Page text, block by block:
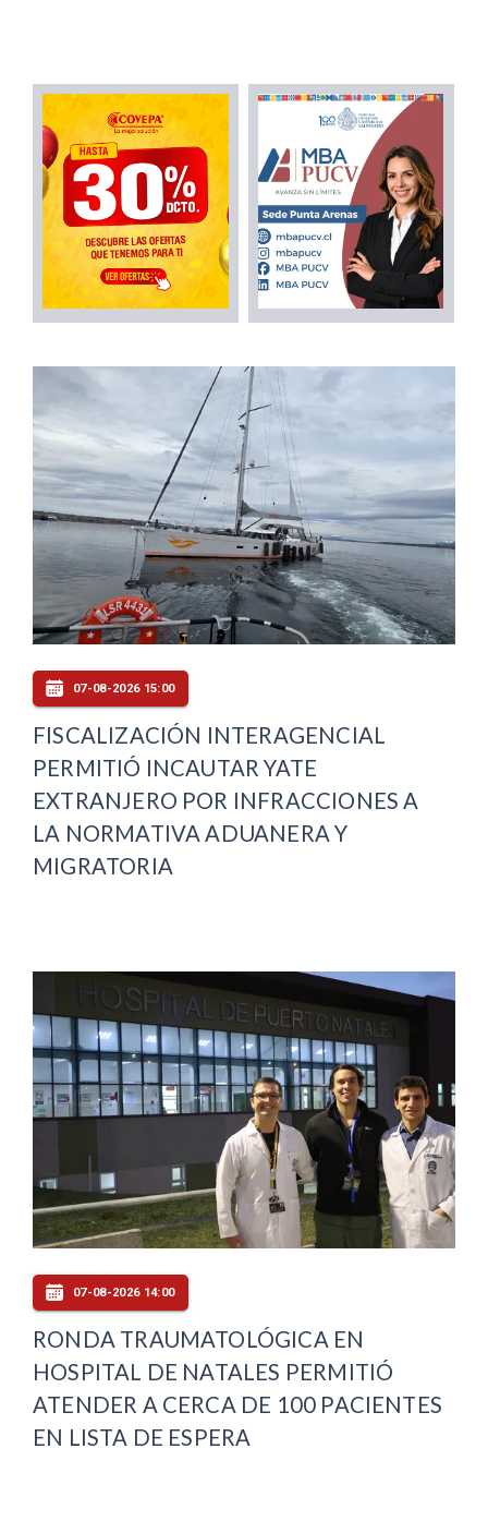
07-08-2026 15:00
FISCALIZACIÓN INTERAGENCIAL
PERMITIÓ INCAUTAR YATE
EXTRANJERO POR INFRACCIONES A
LA NORMATIVA ADUANERA Y
MIGRATORIA
07-08-2026 14:00
RONDA TRAUMATOLÓGICA EN
HOSPITAL DE NATALES PERMITIÓ
ATENDER A CERCA DE 100 PACIENTES
EN LISTA DE ESPERA